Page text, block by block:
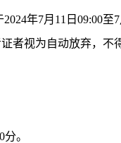
年7月11日09:00
者视为自动放弃，不
。